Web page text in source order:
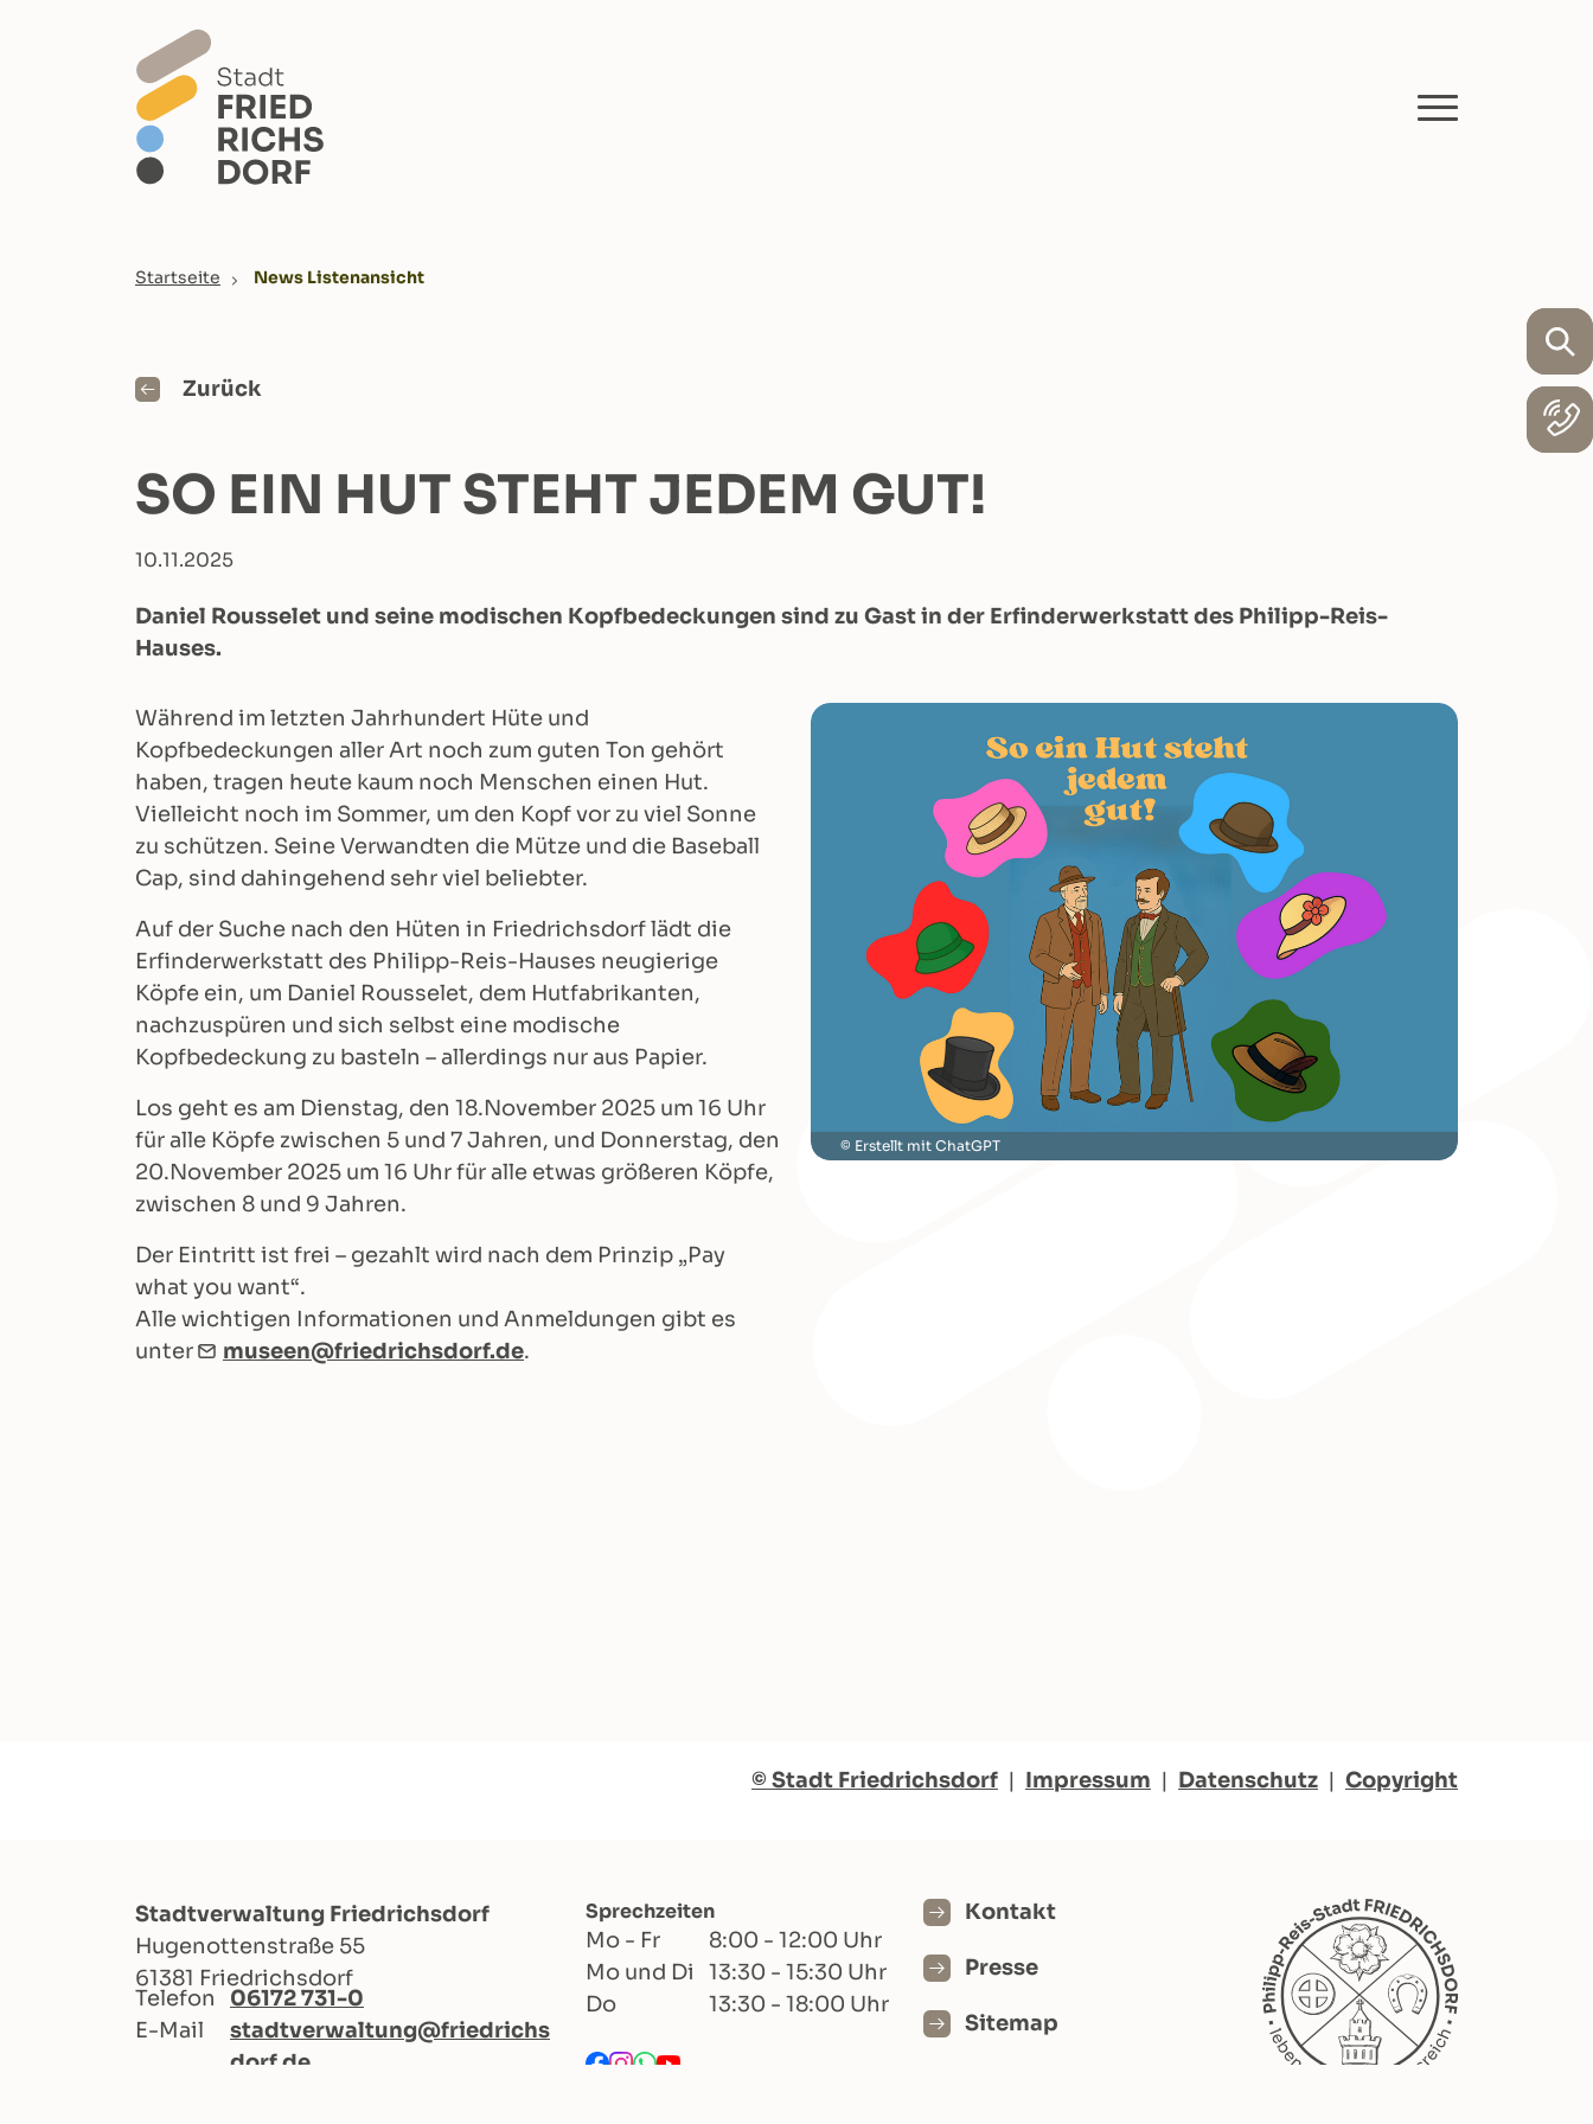
You are here:
Startseite News Listenansicht
Zurück
SO EIN HUT STEHT JEDEM GUT!
10.11.2025
Daniel Rousselet und seine modischen Kopfbedeckungen sind zu Gast in der Erfinderwerkstatt des Philipp-Reis-
Hauses.
Während im letzten Jahrhundert Hüte und
Kopfbedeckungen aller Art noch zum guten Ton gehört
haben, tragen heute kaum noch Menschen einen Hut.
Vielleicht noch im Sommer, um den Kopf vor zu viel Sonne
zu schützen. Seine Verwandten die Mütze und die Baseball
Cap, sind dahingehend sehr viel beliebter.
Auf der Suche nach den Hüten in Friedrichsdorf lädt die
Erfinderwerkstatt des Philipp-Reis-Hauses neugierige
Köpfe ein, um Daniel Rousselet, dem Hutfabrikanten,
nachzuspüren und sich selbst eine modische
Kopfbedeckung zu basteln – allerdings nur aus Papier.
Los geht es am Dienstag, den 18.November 2025 um 16 Uhr
für alle Köpfe zwischen 5 und 7 Jahren, und Donnerstag, den
20.November 2025 um 16 Uhr für alle etwas größeren Köpfe,
zwischen 8 und 9 Jahren.
Der Eintritt ist frei – gezahlt wird nach dem Prinzip „Pay
what you want“.
Alle wichtigen Informationen und Anmeldungen gibt es
unter
museen@friedrichsdorf.de.
Erstellt mit ChatGPT
© Stadt Friedrichsdorf | Impressum | Datenschutz | Copyright
Stadtverwaltung Friedrichsdorf
Hugenottenstraße 55
61381 Friedrichsdorf
Telefon
06172 731-0
E-Mail
stadtverwaltung@friedrichs
dorf.de
Sprechzeiten
Mo - Fr
8:00 - 12:00 Uhr
Mo und Di
13:30 - 15:30 Uhr
Do
13:30 - 18:00 Uhr
Kontakt
Presse
Sitemap